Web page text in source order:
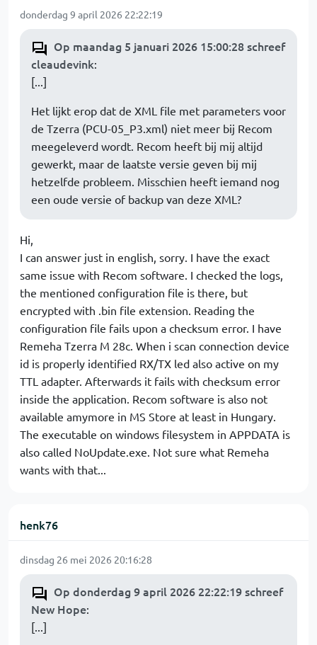
donderdag 9 april 2026 22:22:19
Op maandag 5 januari 2026 15:00:28 schreef
cleaudevink:
[...]
Het lijkt erop dat de XML file met parameters voor
de Tzerra (PCU-05_P3.xml) niet meer bij Recom
meegeleverd wordt. Recom heeft bij mij altijd
gewerkt, maar de laatste versie geven bij mij
hetzelfde probleem. Misschien heeft iemand nog
een oude versie of backup van deze XML?
Hi,
I can answer just in english, sorry. I have the exact
same issue with Recom software. I checked the logs,
the mentioned configuration file is there, but
encrypted with .bin file extension. Reading the
configuration file fails upon a checksum error. I have
Remeha Tzerra M 28c. When i scan connection device
id is properly identified RX/TX led also active on my
TTL adapter. Afterwards it fails with checksum error
inside the application. Recom software is also not
available amymore in MS Store at least in Hungary.
The executable on windows filesystem in APPDATA is
also called NoUpdate.exe. Not sure what Remeha
wants with that...
henk76
dinsdag 26 mei 2026 20:16:28
Op donderdag 9 april 2026 22:22:19 schreef
New Hope:
[...]